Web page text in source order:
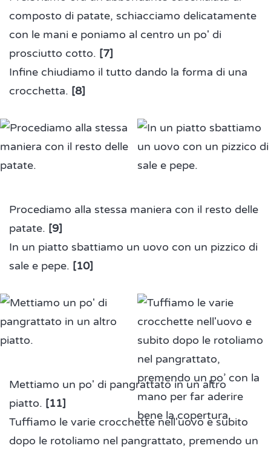
composto di patate, schiacciamo delicatamente
con le mani e poniamo al centro un po' di
prosciutto cotto. [7]
Infine chiudiamo il tutto dando la forma di una
crocchetta. [8]
Procediamo alla stessa maniera con il resto delle
patate. [9]
In un piatto sbattiamo un uovo con un pizzico di
sale e pepe. [10]
Mettiamo un po' di pangrattato in un altro
piatto. [11]
Tuffiamo le varie crocchette nell'uovo e subito
dopo le rotoliamo nel pangrattato, premendo un